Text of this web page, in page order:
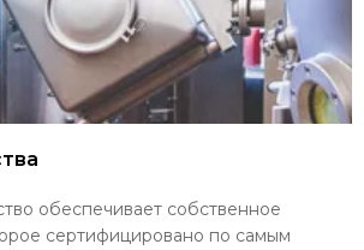
обеспечивает собственное
сертифицировано по самым